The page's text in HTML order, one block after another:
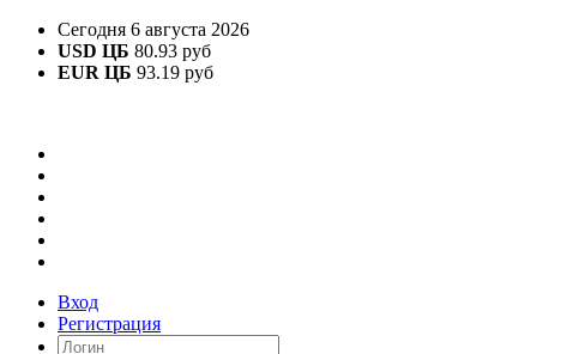
Сегодня 6 августа 2026
USD ЦБ 80.93 руб
EUR ЦБ 93.19 руб
Вход
Регистрация